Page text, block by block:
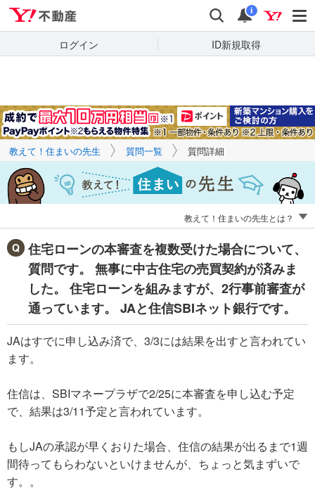
検索 通知
i
ログイン ID新規取得
キーワードで
質問を探す
教えて！住まいの先生 質問一覧 質問詳細
教えて！住まいの先生とは？
住宅ローンの本審査を複数受けた場合について、
質問です。 無事に中古住宅の売買契約が済みま
した。 住宅ローンを組みますが、2行事前審査が
通っています。 JAと住信SBIネット銀行です。
JAはすでに申し込み済で、3/3には結果を出すと言われてい
ます。
住信は、SBIマネープラザで2/25に本審査を申し込む予定
で、結果は3/11予定と言われています。
もしJAの承認が早くおりた場合、住信の結果が出るまで1週
間待ってもらわないといけませんが、ちょっと気まずいで
す。。